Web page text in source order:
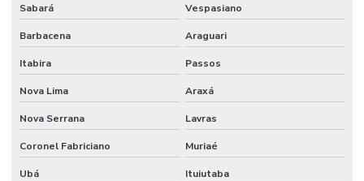
Fornecedor De Comando Hidráulico Em Belo Horizonte
Fornecedor De Cruzeta Em Minas Gerais
Fornecedor De Filtro De Ar Em Minas Gerais
Fornecedor De Filtro De Óleo Para Motores
Fornecedor De Filtro Hidráulico Em Minas Gerais
Fornecedor De Lâminas Para Terreno Em Mg
Sabará Vespasiano
Barbacena Araguari
Itabira Passos
Nova Lima Araxá
Nova Serrana Lavras
Coronel Fabriciano Muriaé
Ubá Ituiutaba